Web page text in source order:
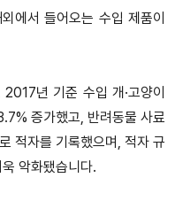
에서 들어오는 수입 제품이
년 기준 수입 개·고양이
증가했고, 반려동물 사료
적자를 기록했으며, 적자 규
악화됐습니다.